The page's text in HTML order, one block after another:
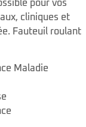
pour vos
cliniques et
Fauteuil roulant
Maladie